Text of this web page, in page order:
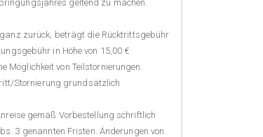
geltend zu machen.
zurück, beträgt die Rücktrittsgebühr
in Höhe von 15,00 €
von Teilstornierungen.
Stornierung grundsätzlich
gemäß Vorbestellung schriftlich
3 genannten Fristen. Änderungen von